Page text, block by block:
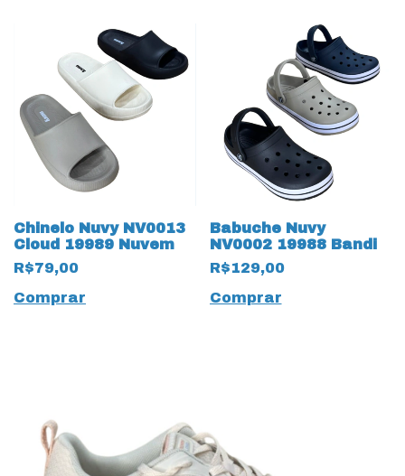
Chinelo Nuvy NV0013
Cloud 19989 Nuvem
R$79,00
Comprar
Babuche Nuvy
NV0002 19988 Bandi
R$129,00
Comprar